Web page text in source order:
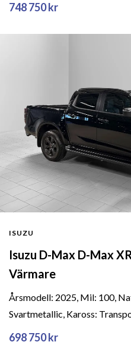
748 750 kr
ISUZU
Isuzu D-Max D-Max
Värmare
Årsmodell: 2025, Mil: 100,
Svartmetallic, Kaross:
698 750 kr